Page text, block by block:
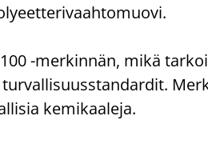
-merkinnän, mikä
kemikaaleja.